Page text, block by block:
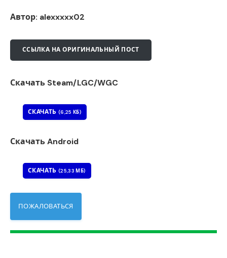
Автор: alexxxxx02
ССЫЛКА НА ОРИГИНАЛЬНЫЙ ПОСТ
Скачать Steam/LGC/WGC
СКАЧАТЬ (6,25 КБ)
Скачать Android
СКАЧАТЬ (25,33 МБ)
ПОЖАЛОВАТЬСЯ